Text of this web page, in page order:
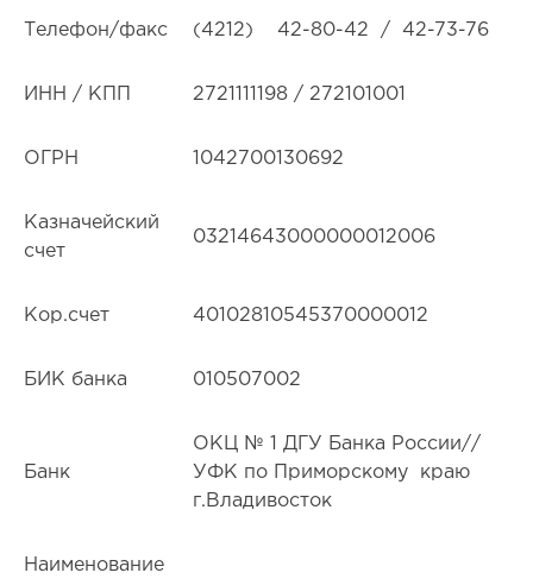
Телефон/факс (4212) 42-80-42 / 42-73-76
ИНН / КПП 2721111198 / 272101001
ОГРН 1042700130692
Казначейский
счет
03214643000000012006
Кор.счет 40102810545370000012
БИК банка 010507002
Банк
ОКЦ № 1 ДГУ Банка России//
УФК по Приморскому краю
г.Владивосток
Наименование